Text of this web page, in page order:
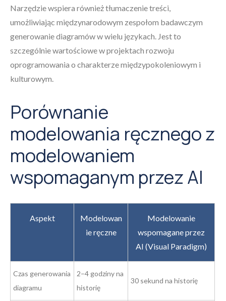
Narzędzie wspiera również tłumaczenie treści,
umożliwiając międzynarodowym zespołom badawczym
generowanie diagramów w wielu językach. Jest to
szczególnie wartościowe w projektach rozwoju
oprogramowania o charakterze międzypokoleniowym i
kulturowym.
Porównanie
modelowania ręcznego z
modelowaniem
wspomaganym przez AI
Aspekt
Modelowan
ie ręczne
Modelowanie
wspomagane przez
AI (Visual Paradigm)
Czas generowania
diagramu
2–4 godziny na
historię
30 sekund na historię